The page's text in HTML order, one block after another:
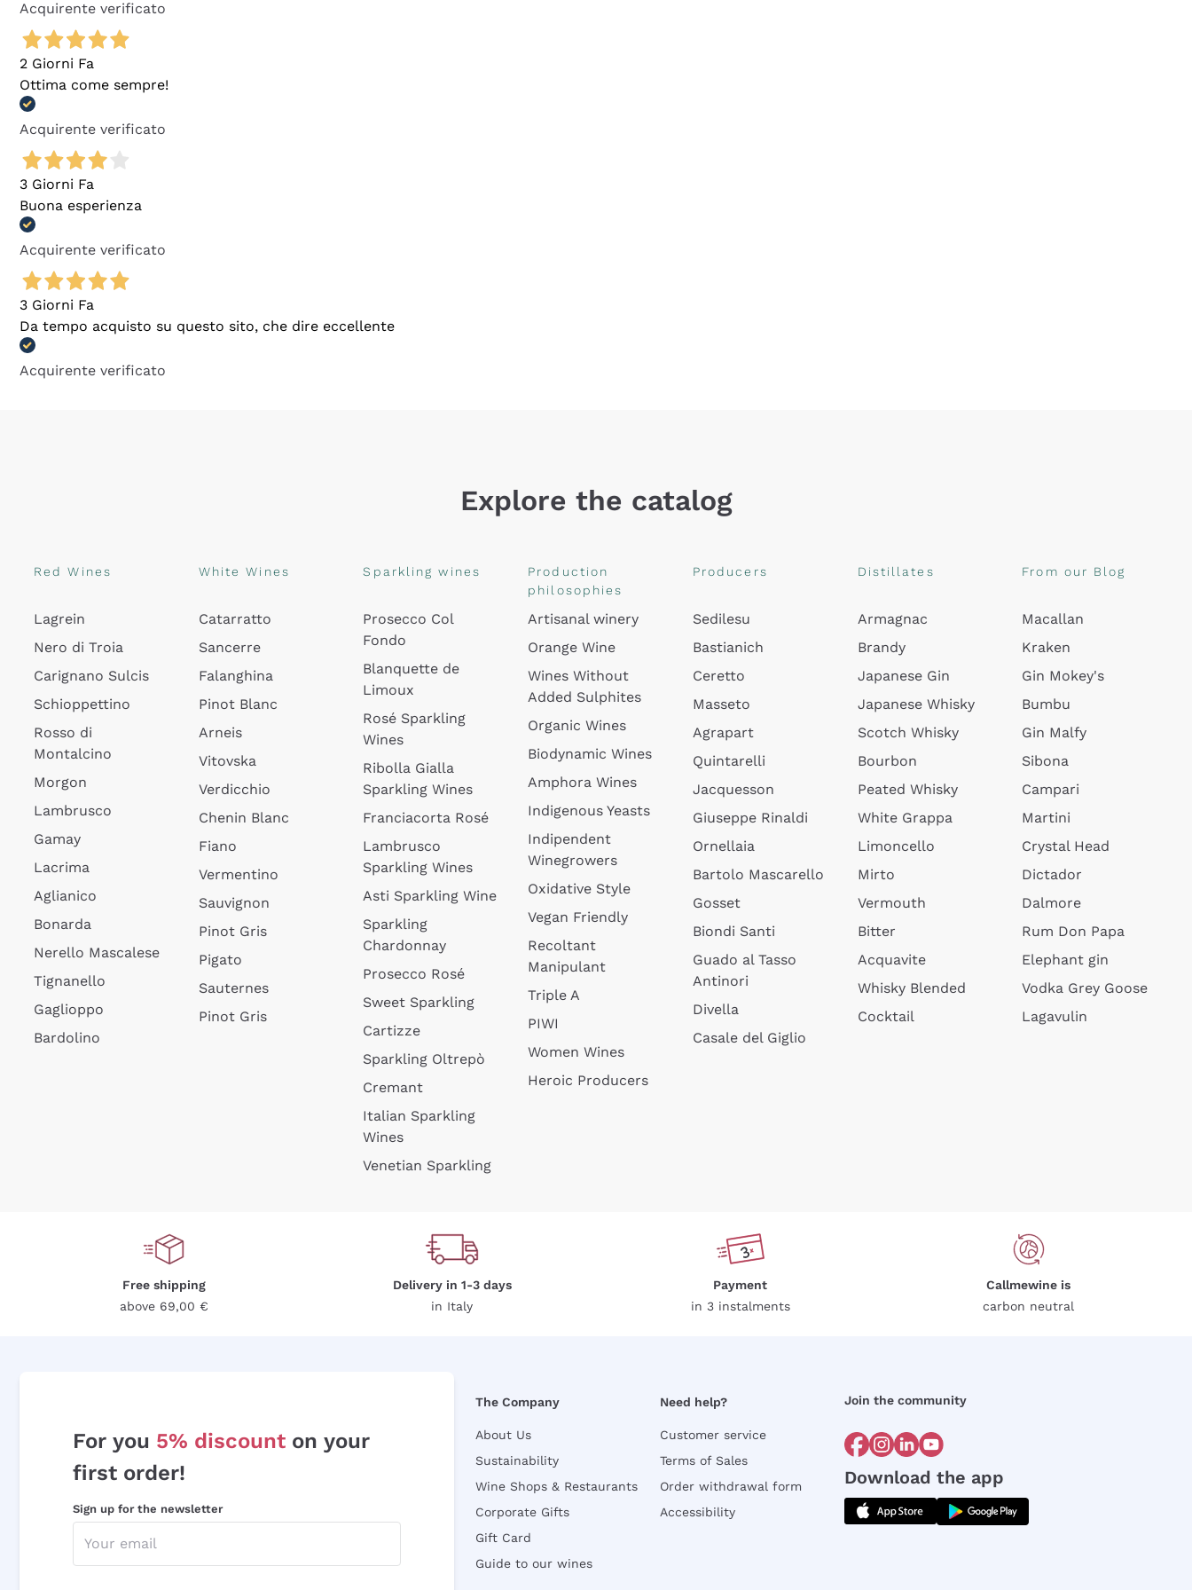
Acquirente verificato
2 Giorni Fa
Ottima come sempre!
Acquirente verificato
3 Giorni Fa
Buona esperienza
Acquirente verificato
3 Giorni Fa
Da tempo acquisto su questo sito, che dire eccellente
Acquirente verificato
Explore the catalog
Red Wines
Lagrein
Nero di Troia
Carignano Sulcis
Schioppettino
Rosso di
Montalcino
Morgon
Lambrusco
Gamay
Lacrima
Aglianico
Bonarda
Nerello Mascalese
Tignanello
Gaglioppo
Bardolino
White Wines
Catarratto
Sancerre
Falanghina
Pinot Blanc
Arneis
Vitovska
Verdicchio
Chenin Blanc
Fiano
Vermentino
Sauvignon
Pinot Gris
Pigato
Sauternes
Pinot Gris
Sparkling wines
Prosecco Col
Fondo
Blanquette de
Limoux
Rosé Sparkling
Wines
Ribolla Gialla
Sparkling Wines
Franciacorta Rosé
Lambrusco
Sparkling Wines
Asti Sparkling Wine
Sparkling
Chardonnay
Prosecco Rosé
Sweet Sparkling
Cartizze
Sparkling Oltrepò
Cremant
Italian Sparkling
Wines
Venetian Sparkling
Production
philosophies
Artisanal winery
Orange Wine
Wines Without
Added Sulphites
Organic Wines
Biodynamic Wines
Amphora Wines
Indigenous Yeasts
Indipendent
Winegrowers
Oxidative Style
Vegan Friendly
Recoltant
Manipulant
Triple A
PIWI
Women Wines
Heroic Producers
Producers
Sedilesu
Bastianich
Ceretto
Masseto
Agrapart
Quintarelli
Jacquesson
Giuseppe Rinaldi
Ornellaia
Bartolo Mascarello
Gosset
Biondi Santi
Guado al Tasso
Antinori
Divella
Casale del Giglio
Distillates
Armagnac
Brandy
Japanese Gin
Japanese Whisky
Scotch Whisky
Bourbon
Peated Whisky
White Grappa
Limoncello
Mirto
Vermouth
Bitter
Acquavite
Whisky Blended
Cocktail
From our Blog
Macallan
Kraken
Gin Mokey's
Bumbu
Gin Malfy
Sibona
Campari
Martini
Crystal Head
Dictador
Dalmore
Rum Don Papa
Elephant gin
Vodka Grey Goose
Lagavulin
Free shipping
above 69,00 €
Delivery in 1-3 days
in Italy
Payment
in 3 instalments
Callmewine is
carbon neutral
For you 5% discount on your
first order!
Sign up for the newsletter
The Company
About Us
Sustainability
Wine Shops & Restaurants
Corporate Gifts
Gift Card
Guide to our wines
Need help?
Customer service
Terms of Sales
Order withdrawal form
Accessibility
Join the community
Download the app